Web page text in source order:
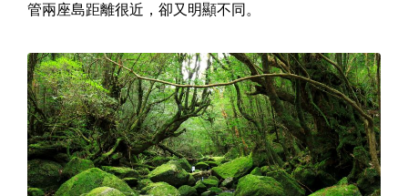
管兩座島距離很近，卻又明顯不同。